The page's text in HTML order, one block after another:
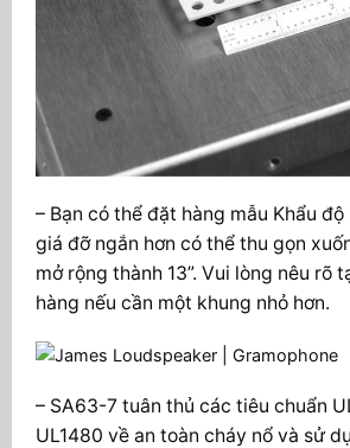
– Bạn có thể đặt hàng mẫu Khẩu
giá đỡ ngắn hơn có thể thu gọn
mở rộng thành 13”. Vui lòng nêu rõ
hàng nếu cần một khung nhỏ hơn.
– SA63-7 tuân thủ các tiêu chuẩn
UL1480 về an toàn cháy nổ và sử